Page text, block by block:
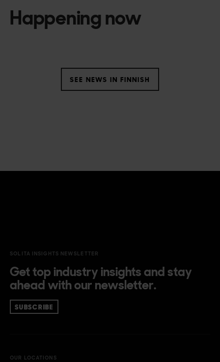
Happening now
SEE NEWS IN FINNISH
SOLITA INSIGHTS NEWSLETTER
Get top industry insights and stay
ahead with our newsletter.
SUBSCRIBE
OUR LOCATIONS